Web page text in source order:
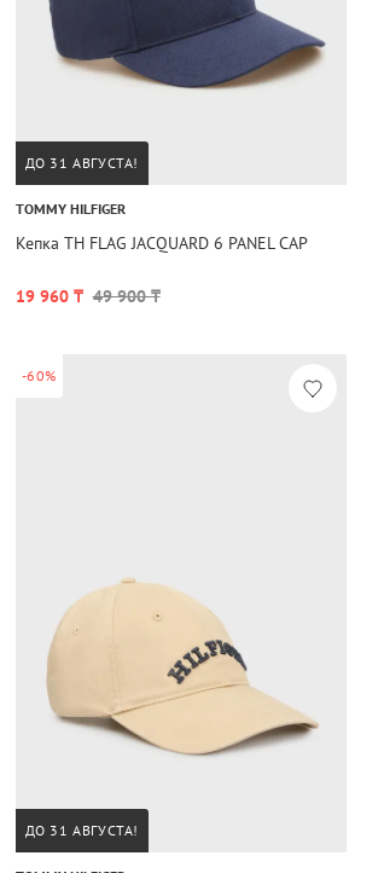
ДО 31 АВГУСТА!
TOMMY HILFIGER
Кепка TH FLAG JACQUARD 6 PANEL CAP
19 960 ₸ 49 900 ₸
-60%
ДО 31 АВГУСТА!